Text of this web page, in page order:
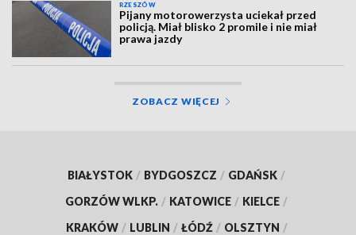
RZESZÓW
Pijany motorowerzysta uciekał przed
policją. Miał blisko 2 promile i nie miał
prawa jazdy
ZOBACZ WIĘCEJ
BIAŁYSTOK / BYDGOSZCZ / GDAŃSK /
GORZÓW WLKP. / KATOWICE / KIELCE /
KRAKÓW / LUBLIN / ŁÓDŹ / OLSZTYN /